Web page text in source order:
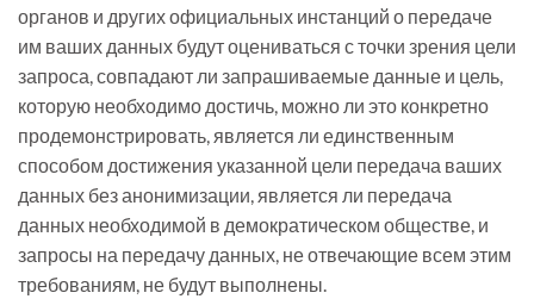
органов и других официальных инстанций о передаче
им ваших данных будут оцениваться с точки зрения цели
запроса, совпадают ли запрашиваемые данные и цель,
которую необходимо достичь, можно ли это конкретно
продемонстрировать, является ли единственным
способом достижения указанной цели передача ваших
данных без анонимизации, является ли передача
данных необходимой в демократическом обществе, и
запросы на передачу данных, не отвечающие всем этим
требованиям, не будут выполнены.